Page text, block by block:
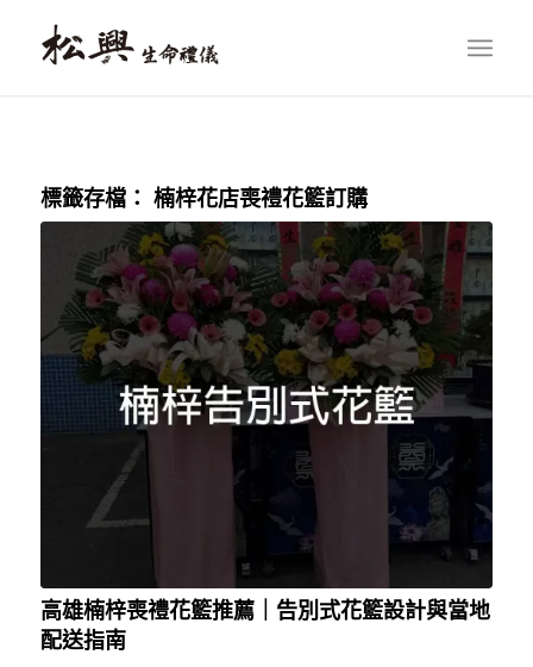
標籤存檔： 楠梓花店喪禮花籃訂購
高雄楠梓喪禮花籃推薦｜告別式花籃設計與當地
配送指南